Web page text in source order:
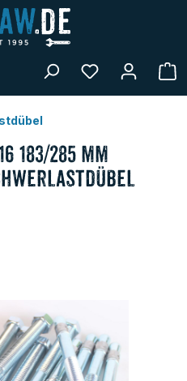
183/285 mm